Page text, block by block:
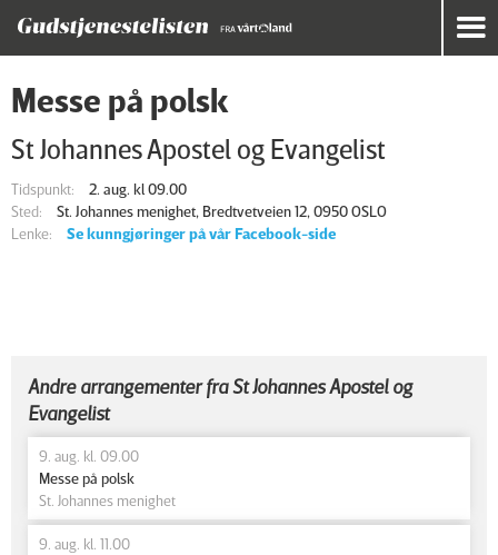
Messe på polsk
St Johannes Apostel og Evangelist
Tidspunkt:
2. aug. kl 09.00
Sted:
St. Johannes menighet, Bredtvetveien 12, 0950 OSLO
Lenke:
Se kunngjøringer på vår Facebook-side
Andre arrangementer fra St Johannes Apostel og
Evangelist
9. aug. kl. 09.00
Messe på polsk
St. Johannes menighet
9. aug. kl. 11.00